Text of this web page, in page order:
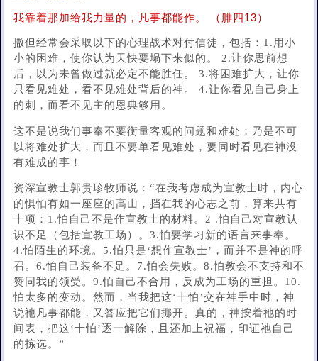
我靠着那加给我力量的，凡事都能作。 （腓四13）
撒但经常会采取以下的心理战术对付信徒，包括：1.用小
小的困难，使你认为天快要塌下来似的。 2.让你思前想
后，以为未曾做过就必定不能胜任。 3.将困难扩大，让你
只看见难处，看不见难处背后的神。 4.让你看见自己身上
的刺，而看不见主的恩典够用。
这不是说我们事奉不要衡量客观的问题和难处；乃是不可
以将难处扩大，而且不要单看见难处，要同时看见在神没
有难成的事！
资深宣教士郭贵珍牧师说：“在我考虑成为宣教士时，内心
的惧怕有如一座座的高山，挡在我的心志之前，算来共有
十项：1.怕自己不是作宣教士的材料。2 .怕自己对宣教认
识不足（包括宣教工场）。3.怕要学习新的语言来事奉。
4.怕陌生的环境。5.怕只是‘想作宣教士’，而并不是神的呼
召。6.怕自己装备不足。7.怕会失败。8.怕教会不支持和不
赞同我的领受。9.怕自己不合用，反成为工场的重担。10.
怕太多的变动。然而，当我把这‘十怕’交在神手中时，神
说祂凡事都能，又答应把它们挪开。真的，神按着祂的时
间表，把这‘十怕’逐一解除，且还加上祝福，印证祂自己
的拣选。”